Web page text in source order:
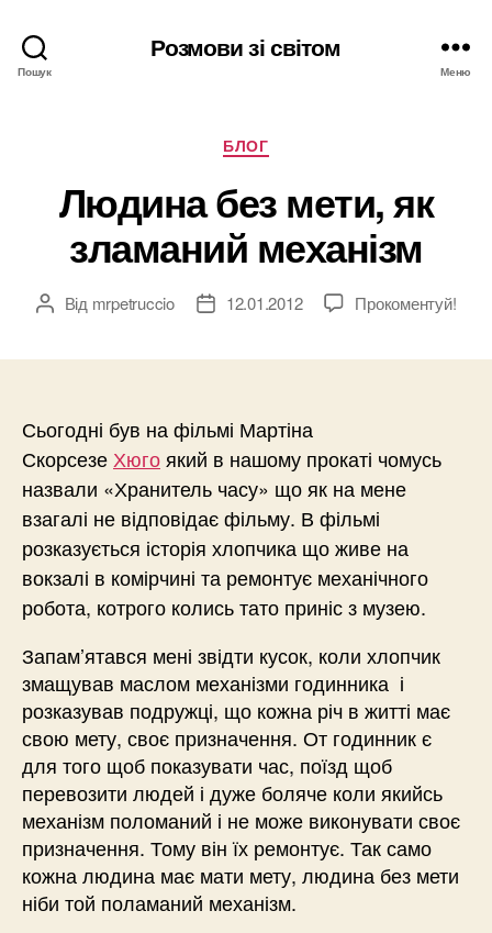
Пошук
Розмови зі світом
Меню
Категорії
БЛОГ
Людина без мети, як
зламаний механізм
Автор
Від mrpetruccio
Дата12.01.2012 Прокоментуй!
Сьогодні був на фільмі Мартіна
Скорсезе Хюго який в нашому прокаті чомусь
назвали «Хранитель часу» що як на мене
взагалі не відповідає фільму. В фільмі
розказується історія хлопчика що живе на
вокзалі в комірчині та ремонтує механічного
робота, котрого колись тато приніс з музею.
Запам’ятався мені звідти кусок, коли хлопчик
змащував маслом механізми годинника і
розказував подружці, що кожна річ в житті має
свою мету, своє призначення. От годинник є
для того щоб показувати час, поїзд щоб
перевозити людей і дуже боляче коли якийсь
механізм поломаний і не може виконувати своє
призначення. Тому він їх ремонтує. Так само
кожна людина має мати мету, людина без мети
ніби той поламаний механізм.